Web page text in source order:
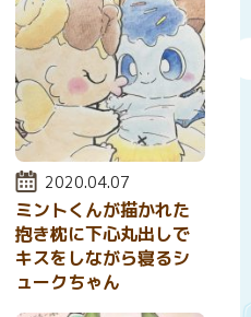
投稿日:
2020.04.07
ミントくんが描かれた
抱き枕に下心丸出しで
キスをしながら寝るシ
ュークちゃん